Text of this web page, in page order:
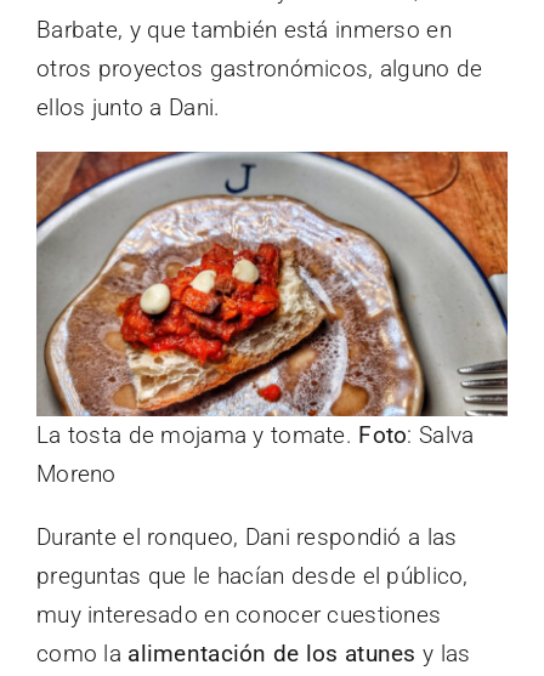
Barbate, y que también está inmerso en
otros proyectos gastronómicos, alguno de
ellos junto a Dani.
La tosta de mojama y tomate. Foto: Salva
Moreno
Durante el ronqueo, Dani respondió a las
preguntas que le hacían desde el público,
muy interesado en conocer cuestiones
como la alimentación de los atunes y las